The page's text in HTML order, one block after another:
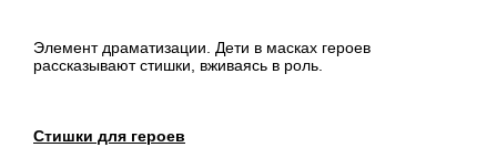
Элемент драматизации. Дети в масках героев
рассказывают стишки, вживаясь в роль.
Стишки для героев